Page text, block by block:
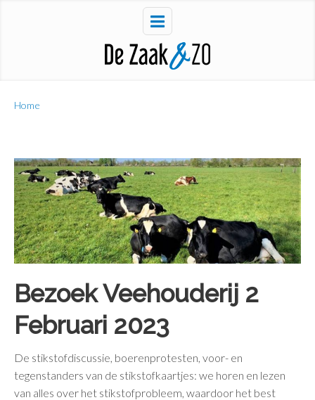
Home
Bezoek Veehouderij 2
Februari 2023
De stikstofdiscussie, boerenprotesten, voor- en
tegenstanders van de stikstofkaartjes: we horen en lezen
van alles over het stikstofprobleem, waardoor het best